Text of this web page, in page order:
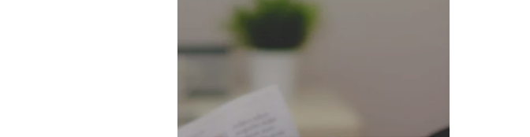
כנסים ואירועים
הסמיקונדקטור כולל מהנדסים, מומחים מקצועיים